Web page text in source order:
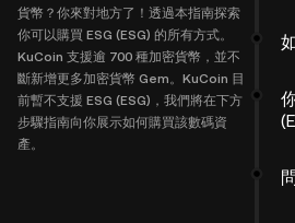
貨幣？你來對地方了！透過本指南探索
你可以購買 ESG (ESG) 的所有方式。
KuCoin 支援逾 700 種加密貨幣，並不
斷新增更多加密貨幣 Gem。KuCoin 目
前暫不支援 ESG (ESG)，我們將在下方
步驟指南向你展示如何購買該數碼資
產。